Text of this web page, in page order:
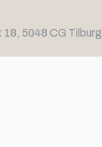
5048 CG Tilburg